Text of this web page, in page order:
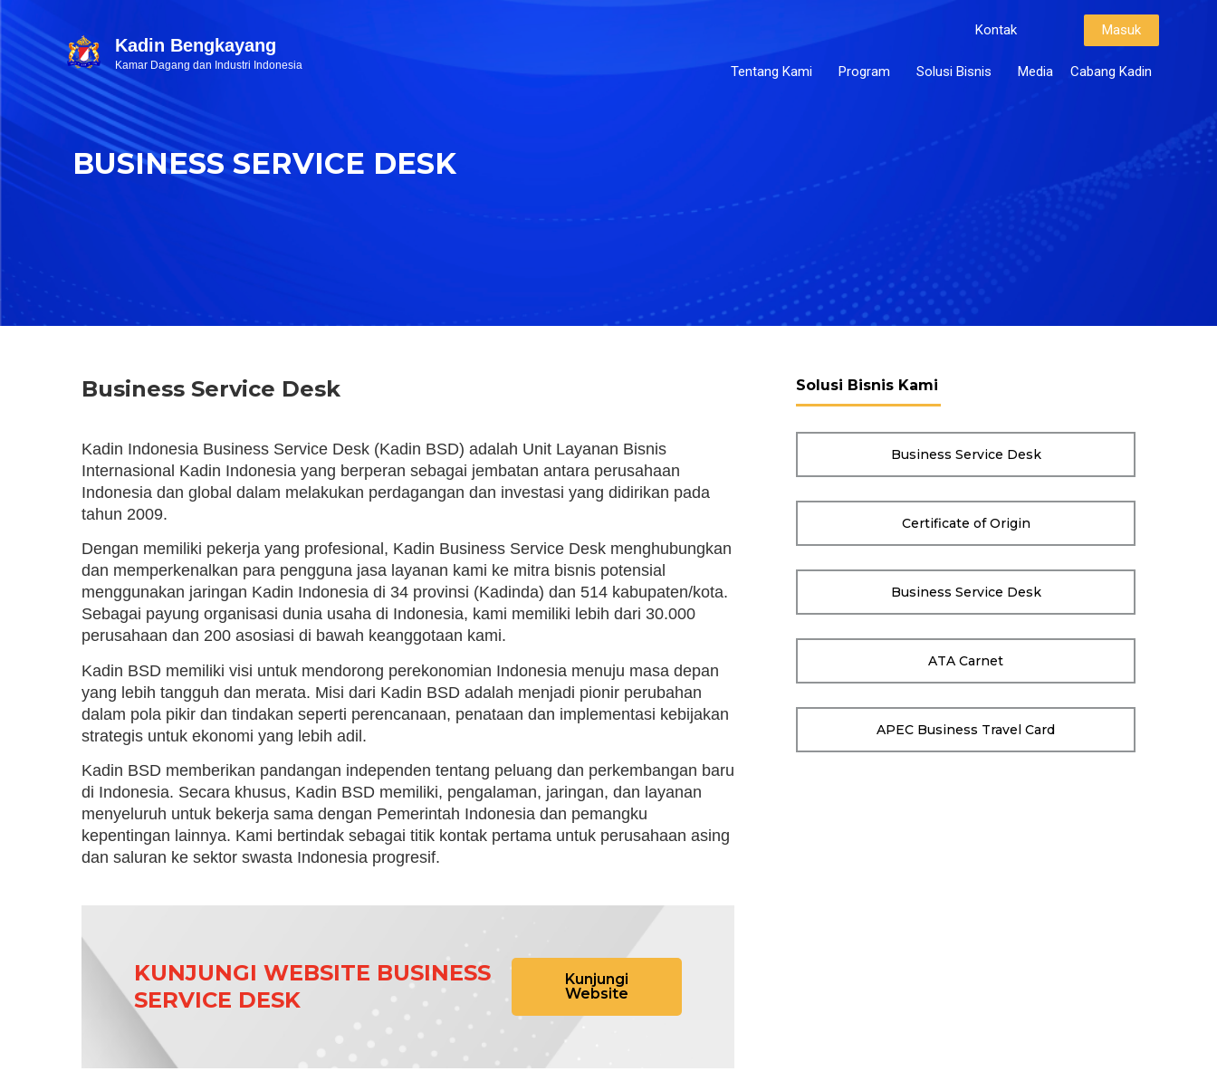
Kadin Bengkayang
Kamar Dagang dan Industri Indonesia
Kontak Masuk
Tentang Kami Program Solusi Bisnis Media Cabang Kadin
BUSINESS SERVICE DESK
Business Service Desk
Kadin Indonesia Business Service Desk (Kadin BSD) adalah Unit Layanan Bisnis
Internasional Kadin Indonesia yang berperan sebagai jembatan antara perusahaan
Indonesia dan global dalam melakukan perdagangan dan investasi yang didirikan pada
tahun 2009.
Dengan memiliki pekerja yang profesional, Kadin Business Service Desk menghubungkan
dan memperkenalkan para pengguna jasa layanan kami ke mitra bisnis potensial
menggunakan jaringan Kadin Indonesia di 34 provinsi (Kadinda) dan 514 kabupaten/kota.
Sebagai payung organisasi dunia usaha di Indonesia, kami memiliki lebih dari 30.000
perusahaan dan 200 asosiasi di bawah keanggotaan kami.
Kadin BSD memiliki visi untuk mendorong perekonomian Indonesia menuju masa depan
yang lebih tangguh dan merata. Misi dari Kadin BSD adalah menjadi pionir perubahan
dalam pola pikir dan tindakan seperti perencanaan, penataan dan implementasi kebijakan
strategis untuk ekonomi yang lebih adil.
Kadin BSD memberikan pandangan independen tentang peluang dan perkembangan baru
di Indonesia. Secara khusus, Kadin BSD memiliki, pengalaman, jaringan, dan layanan
menyeluruh untuk bekerja sama dengan Pemerintah Indonesia dan pemangku
kepentingan lainnya. Kami bertindak sebagai titik kontak pertama untuk perusahaan asing
dan saluran ke sektor swasta Indonesia progresif.
KUNJUNGI WEBSITE BUSINESS
SERVICE DESK
Kunjungi
Website
Solusi Bisnis Kami
Business Service Desk
Certificate of Origin
Business Service Desk
ATA Carnet
APEC Business Travel Card